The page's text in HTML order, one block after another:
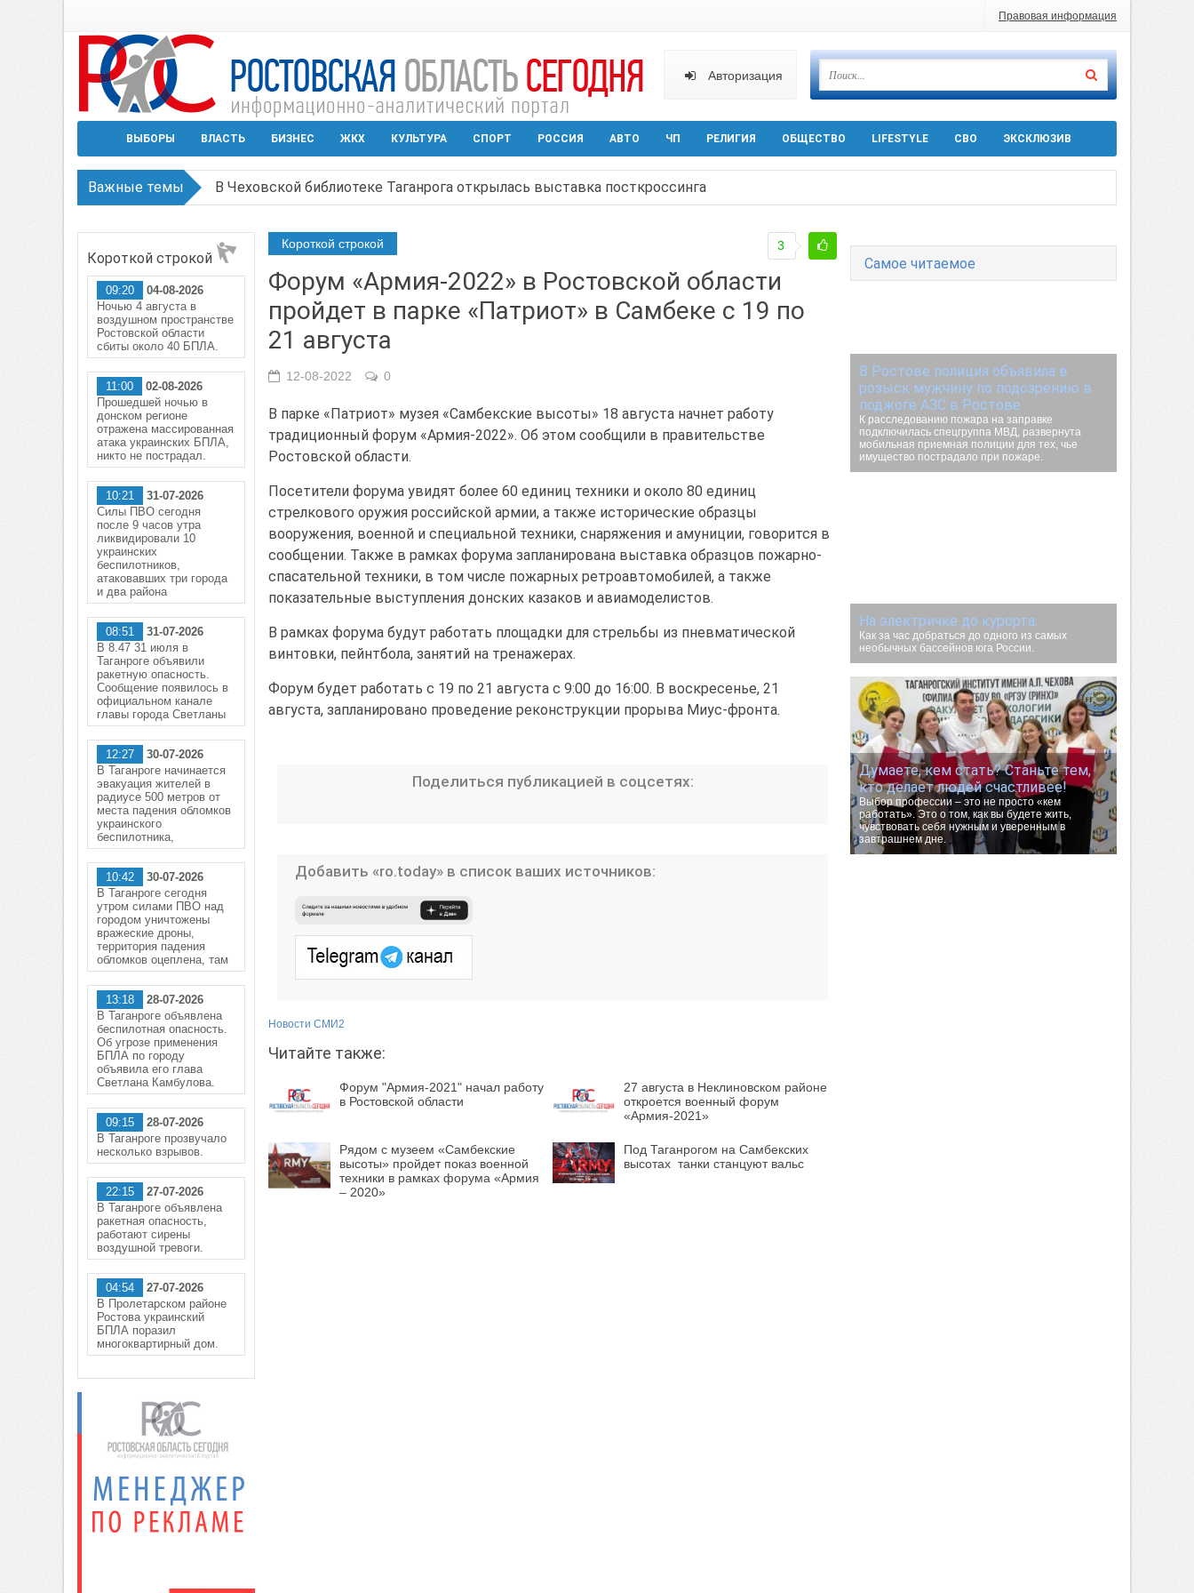
Правовая информация
Авторизация
ВЫБОРЫ ВЛАСТЬ БИЗНЕС ЖКХ КУЛЬТУРА СПОРТ РОССИЯ АВТО ЧП РЕЛИГИЯ ОБЩЕСТВО LIFESTYLE СВО ЭКСКЛЮЗИВ
Важные темы В Чеховской библиотеке Таганрога открылась выставка посткроссинга
Среди детей, ставших жертвами вражеской атаки в Геленжике, два малыша из Шахт
Около 150 беспилотников прошедшей ночью атаковали три города и семь районов Ростовской области
В Гуково пострадала женщина, повреждены дома в в Батайске, загорелась лесополоса в Ростове из-за прилета БПЛА
Короткой строкой
Форум «Армия-2022» в Ростовской области
пройдет в парке «Патриот» в Самбеке с 19 по
21 августа
3
12-08-2022 0
В парке «Патриот» музея «Самбекские высоты» 18 августа начнет работу
традиционный форум «Армия-2022». Об этом сообщили в правительстве
Ростовской области.
Посетители форума увидят более 60 единиц техники и около 80 единиц
стрелкового оружия российской армии, а также исторические образцы
вооружения, военной и специальной техники, снаряжения и амуниции, говорится в
сообщении. Также в рамках форума запланирована выставка образцов пожарно-
спасательной техники, в том числе пожарных ретроавтомобилей, а также
показательные выступления донских казаков и авиамоделистов.
В рамках форума будут работать площадки для стрельбы из пневматической
винтовки, пейнтбола, занятий на тренажерах.
Форум будет работать с 19 по 21 августа с 9:00 до 16:00. В воскресенье, 21
августа, запланировано проведение реконструкции прорыва Миус-фронта.
Поделиться публикацией в соцсетях:
Добавить «ro.today» в список ваших источников:
Новости СМИ2
Читайте также:
Форум "Армия-2021" начал работу
в Ростовской области
27 августа в Неклиновском районе
откроется военный форум
«Армия-2021»
Рядом с музеем «Самбекские
высоты» пройдет показ военной
техники в рамках форума «Армия
– 2020»
Под Таганрогом на Самбекских
высотах танки станцуют вальс
Самое читаемое
В Ростове полиция объявила в
розыск мужчину по подозрению в
поджоге АЗС в Ростове
К расследованию пожара на заправке
подключилась спецгруппа МВД, развернута
мобильная приемная полиции для тех, чье
имущество пострадало при пожаре.
На электричке до курорта.
Как за час добраться до одного из самых
необычных бассейнов юга России.
Думаете, кем стать? Станьте тем,
кто делает людей счастливее!
Выбор профессии – это не просто «кем
работать». Это о том, как вы будете жить,
чувствовать себя нужным и уверенным в
завтрашнем дне.
Короткой строкой
09:20
04-08-2026
Ночью 4 августа в
воздушном пространстве
Ростовской области
сбиты около 40 БПЛА.
11:00
02-08-2026
Прошедшей ночью в
донском регионе
отражена массированная
атака украинских БПЛА,
никто не пострадал.
10:21
31-07-2026
Силы ПВО сегодня
после 9 часов утра
ликвидировали 10
украинских
беспилотников,
атаковавших три города
и два района
08:51
31-07-2026
В 8.47 31 июля в
Таганроге объявили
ракетную опасность.
Сообщение появилось в
официальном канале
главы города Светланы
12:27
30-07-2026
В Таганроге начинается
эвакуация жителей в
радиусе 500 метров от
места падения обломков
украинского
беспилотника,
10:42
30-07-2026
В Таганроге сегодня
утром силами ПВО над
городом уничтожены
вражеские дроны,
территория падения
обломков оцеплена, там
13:18
28-07-2026
В Таганроге объявлена
беспилотная опасность.
Об угрозе применения
БПЛА по городу
объявила его глава
Светлана Камбулова.
09:15
28-07-2026
В Таганроге прозвучало
несколько взрывов.
22:15
27-07-2026
В Таганроге объявлена
ракетная опасность,
работают сирены
воздушной тревоги.
04:54
27-07-2026
В Пролетарском районе
Ростова украинский
БПЛА поразил
многоквартирный дом.